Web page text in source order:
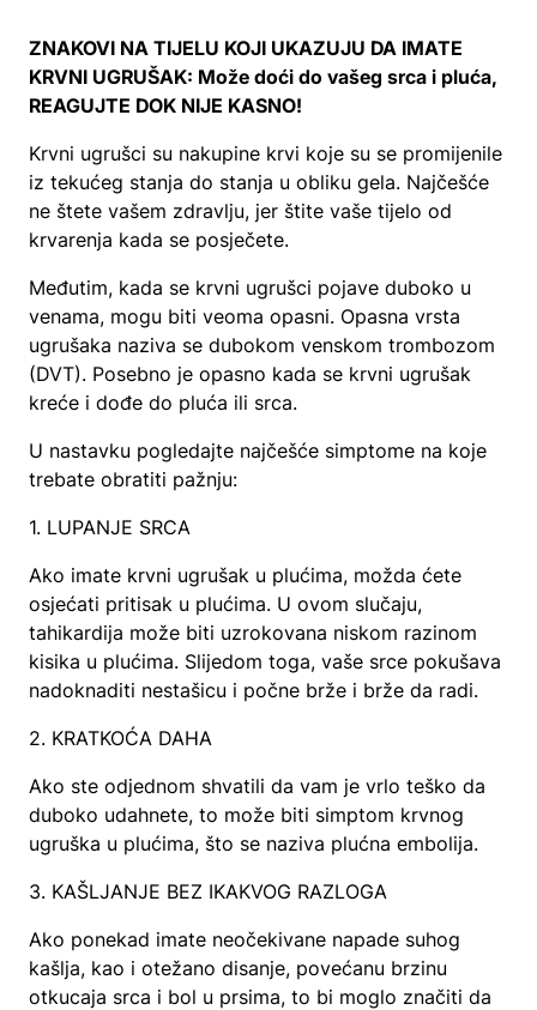
ZNAKOVI NA TIJELU KOJI UKAZUJU DA IMATE
KRVNI UGRUŠAK: Može doći do vašeg srca i pluća,
REAGUJTE DOK NIJE KASNO!
Krvni ugrušci su nakupine krvi koje su se promijenile
iz tekućeg stanja do stanja u obliku gela. Najčešće
ne štete vašem zdravlju, jer štite vaše tijelo od
krvarenja kada se posječete.
Međutim, kada se krvni ugrušci pojave duboko u
venama, mogu biti veoma opasni. Opasna vrsta
ugrušaka naziva se dubokom venskom trombozom
(DVT). Posebno je opasno kada se krvni ugrušak
kreće i dođe do pluća ili srca.
U nastavku pogledajte najčešće simptome na koje
trebate obratiti pažnju:
1. LUPANJE SRCA
Ako imate krvni ugrušak u plućima, možda ćete
osjećati pritisak u plućima. U ovom slučaju,
tahikardija može biti uzrokovana niskom razinom
kisika u plućima. Slijedom toga, vaše srce pokušava
nadoknaditi nestašicu i počne brže i brže da radi.
2. KRATKOĆA DAHA
Ako ste odjednom shvatili da vam je vrlo teško da
duboko udahnete, to može biti simptom krvnog
ugruška u plućima, što se naziva plućna embolija.
3. KAŠLJANJE BEZ IKAKVOG RAZLOGA
Ako ponekad imate neočekivane napade suhog
kašlja, kao i otežano disanje, povećanu brzinu
otkucaja srca i bol u prsima, to bi moglo značiti da